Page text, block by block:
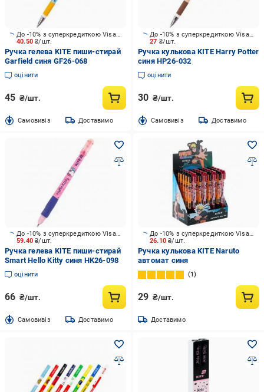
40.50₴/шт.
До -10% з суперкредиткою Visa Вигода
Ручка гелева KITE пиши-стирай
Garfield синя GF26-068
оцінити
45 ₴/шт.
Cамовивіз Доставимо
27 ₴/шт.
До -10% з суперкредиткою Visa Вигода
Ручка кулькова KITE Harry Potter
синя HP26-032
оцінити
30 ₴/шт.
Cамовивіз Доставимо
59.40₴/шт.
До -10% з суперкредиткою Visa Вигода
Ручка гелева KITE пиши-стирай
Smart Hello Kitty синя HK26-098
оцінити
66 ₴/шт.
Cамовивіз Доставимо
26.10₴/шт.
До -10% з суперкредиткою Visa Вигода
Ручка кулькова KITE Naruto
автомат синя
1
29 ₴/шт.
Доставимо